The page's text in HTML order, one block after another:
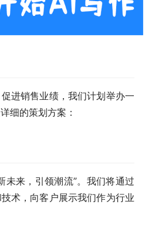
进销售业绩，我们计划举办一
细的策划方案：
未来，引领潮流”。我们将通过
术，向客户展示我们作为行业